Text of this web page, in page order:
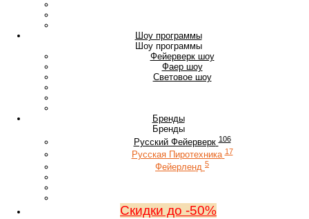
Шоу программы
Шоу программы
Фейерверк шоу
Фаер шоу
Световое шоу
Бренды
Бренды
Русский Фейерверк 106
Русская Пиротехника 17
Фейерленд 5
Скидки до -50%